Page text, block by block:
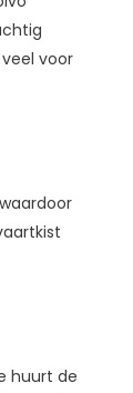
voor
huurt de